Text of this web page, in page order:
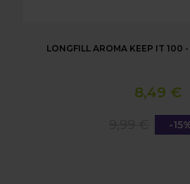
LONGFILL AROMA KEEP IT 100
8,49 €
-